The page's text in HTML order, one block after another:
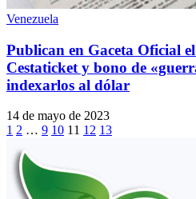
Venezuela
Publican en Gaceta Oficial
Cestaticket y bono de
indexarlos al dólar
14 de mayo de 2023
1 2 … 9 10 11 12 13